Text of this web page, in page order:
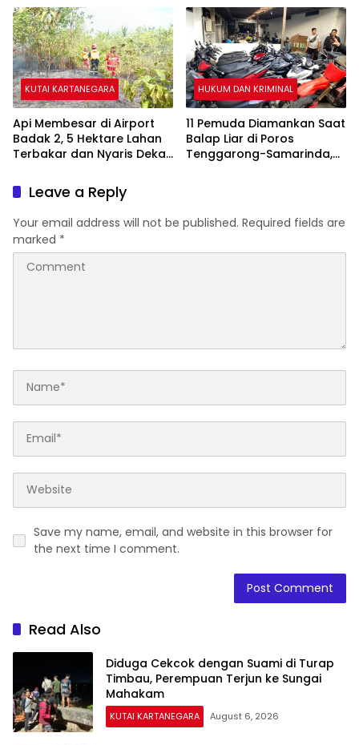
KUTAI KARTANEGARA
Api Membesar di Airport
Badak 2, 5 Hektare Lahan
Terbakar dan Nyaris Dekati
HUKUM DAN KRIMINAL
11 Pemuda Diamankan Saat
Balap Liar di Poros
Tenggarong-Samarinda,
Leave a Reply
Your email address will not be published. Required fields are
marked *
Save my name, email, and website in this browser for
the next time I comment.
Read Also
Diduga Cekcok dengan Suami di Turap
Timbau, Perempuan Terjun ke Sungai
Mahakam
KUTAI KARTANEGARA August 6, 2026